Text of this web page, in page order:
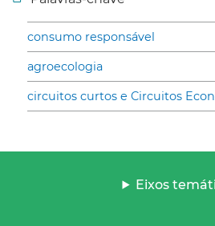
consumo responsável
agroecologia
circuitos curtos e Circuitos
Eixos